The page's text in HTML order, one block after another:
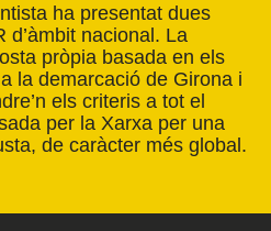
ha presentat dues
d’àmbit nacional. La
pròpia basada en els
la demarcació de Girona i
els criteris a tot el
per la Xarxa per una
de caràcter més global.